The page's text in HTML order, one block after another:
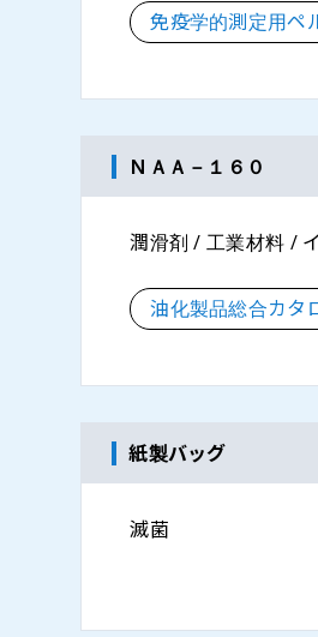
免疫学的測定用ペ
ＮＡＡ－１６０
潤滑剤 / 工業材料 /
油化製品総合カタ
紙製バッグ
滅菌